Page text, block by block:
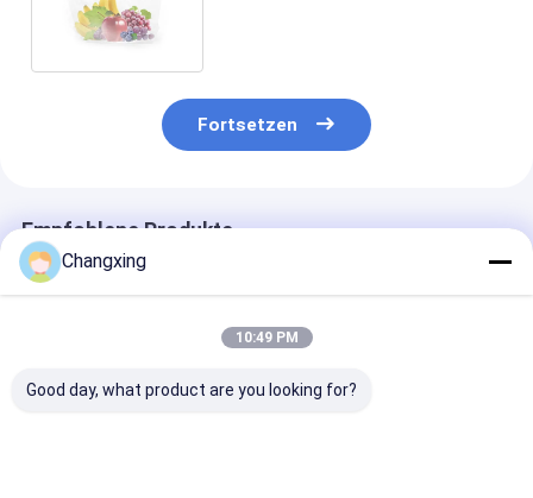
Fortsetzen
Empfohlene Produkte
Changxing
10:49 PM
Good day, what product are you looking for?